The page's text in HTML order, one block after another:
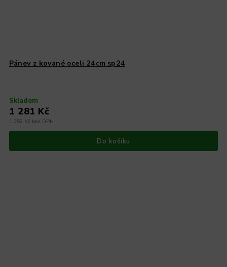
Pánev z kované oceli 24cm sp24
Skladem
1 059 Kč bez DPH
1 281 Kč
Do košíku